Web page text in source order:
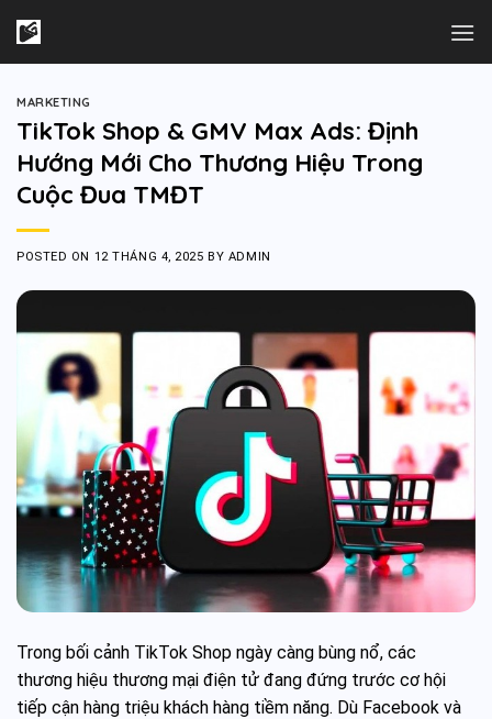
content
MARKETING
TikTok Shop & GMV Max Ads: Định
Hướng Mới Cho Thương Hiệu Trong
Cuộc Đua TMĐT
POSTED ON 12 THÁNG 4, 2025 BY ADMIN
Trong bối cảnh TikTok Shop ngày càng bùng nổ, các
thương hiệu thương mại điện tử đang đứng trước cơ hội
tiếp cận hàng triệu khách hàng tiềm năng. Dù Facebook và